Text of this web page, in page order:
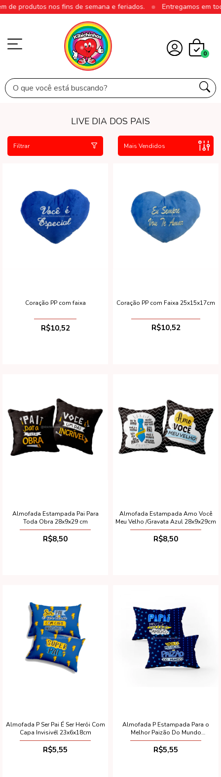
nos fins de semana e feriados. Entregamos em todo Brasil
0
LIVE DIA DOS PAIS
Filtrar
Coração PP com faixa
R$10,52
Coração PP com Faixa 25x15x17cm
R$10,52
Almofada Estampada Pai Para
Toda Obra 28x9x29 cm
R$8,50
Almofada Estampada Amo Você
Meu Velho /Gravata Azul 28x9x29cm
R$8,50
Almofada P Ser Pai É Ser Herói Com
Capa Invisivél 23x6x18cm
R$5,55
Almofada P Estampada Para o
Melhor Paizão Do Mundo
23x6x18cm
R$5,55